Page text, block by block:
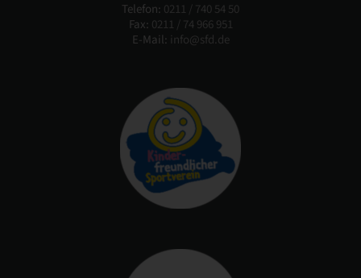
Telefon: 0211 / 740 54 50
Fax: 0211 / 74 966 951
E-Mail: info@sfd.de